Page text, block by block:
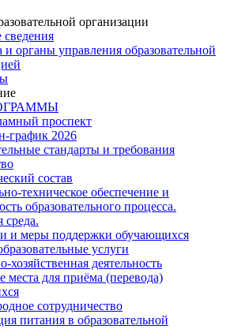
организации
и органы управления образовательной
проспект
график 2026
стандарты и требования
состав
техническое обеспечение и
образовательного процесса.
среда.
и меры поддержки обучающихся
услуги
хозяйственная деятельность
места для приёма (перевода)
сотрудничество
питания в образовательной